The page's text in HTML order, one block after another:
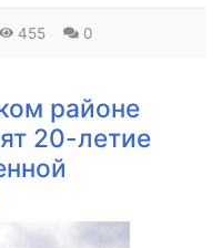
455 0
районе
20-летие